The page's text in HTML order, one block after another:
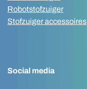
Robotstofzuiger
Stofzuiger accessoires
Social media